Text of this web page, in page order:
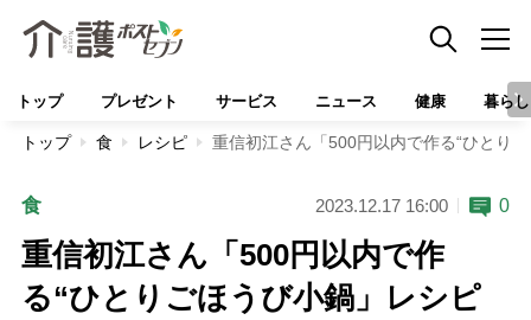
トップ プレゼント サービス ニュース 健康 暮らし
トップ 食 レシピ 重信初江さん「500円以内で作る“ひとり
食 2023.12.17 16:00 0
重信初江さん「500円以内で作
る“ひとりごほうび小鍋」レシピ